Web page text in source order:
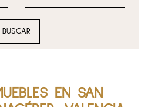
BUSCAR
EN SAN